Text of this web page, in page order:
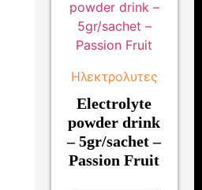
Ηλεκτρολυτες
Electrolyte
powder drink
– 5gr/sachet –
Passion Fruit